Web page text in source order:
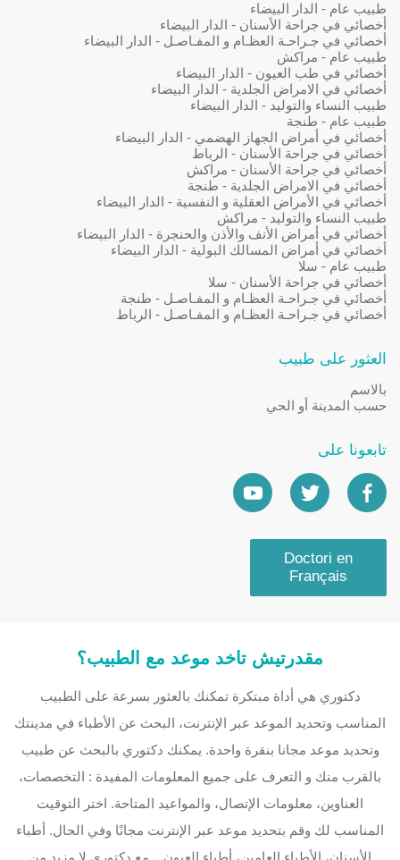
طبيب عام - الدار البيضاء
أخصائي في جراحة الأسنان - الدار البيضاء
أخصائي في جـراحـة العظـام و المفـاصـل - الدار البيضاء
طبيب عام - مراكش
أخصائي في طب العيون - الدار البيضاء
أخصائي في الامراض الجلدية - الدار البيضاء
طبيب النساء والتوليد - الدار البيضاء
طبيب عام - طنجة
أخصائي في أمراض الجهاز الهضمي - الدار البيضاء
أخصائي في جراحة الأسنان - الرباط
أخصائي في جراحة الأسنان - مراكش
أخصائي في الامراض الجلدية - طنجة
أخصائي في الأمراض العقلية و النفسية - الدار البيضاء
طبيب النساء والتوليد - مراكش
أخصائي في أمراض الأنف والأذن والحنجرة - الدار البيضاء
أخصائي في أمراض المسالك البولية - الدار البيضاء
طبيب عام - سلا
أخصائي في جراحة الأسنان - سلا
أخصائي في جـراحـة العظـام و المفـاصـل - طنجة
أخصائي في جـراحـة العظـام و المفـاصـل - الرباط
العثور على طبيب
بالاسم
حسب المدينة أو الحي
تابعونا على
Doctori en
Français
مقدرتيش تاخد موعد مع الطبيب؟
دكتوري هي أداة مبتكرة تمكنك بالعثور بسرعة على الطبيب
المناسب وتحديد الموعد عبر الإنترنت، البحث عن الأطباء في مدينتك
وتحديد موعد مجانا بنقرة واحدة. يمكنك دكتوري بالبحث عن طبيب
بالقرب منك و التعرف على جميع المعلومات المفيدة : التخصصات،
العناوين، معلومات الإتصال، والمواعيد المتاحة. اختر التوقيت
المناسب لك وقم بتحديد موعد عبر الإنترنت مجانًا وفي الحال. أطباء